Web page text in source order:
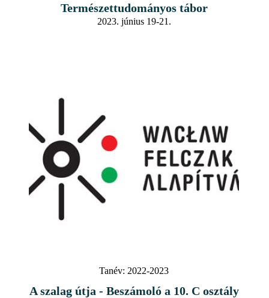
Természettudományos tábor
2023. június 19-21.
Tanév: 2022-2023
A szalag útja - Beszámoló a 10. C osztály